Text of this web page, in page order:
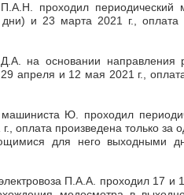
проходил периодический
и 23 марта 2021 г., оплата
на основании направления
апреля и 12 мая 2021 г.,
Ю. проходил
оплата произведена только
для него выходными
П.А.А. проходил 17 и